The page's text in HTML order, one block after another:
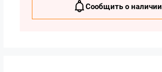
Сообщить о наличии